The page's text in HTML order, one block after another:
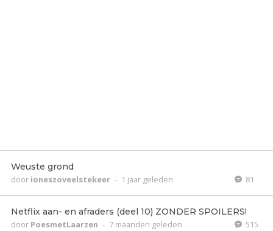
Weuste grond
door ioneszoveelstekeer - 1 jaar geleden 81
Netflix aan- en afraders (deel 10) ZONDER SPOILERS!
door PoesmetLaarzen - 7 maanden geleden 515